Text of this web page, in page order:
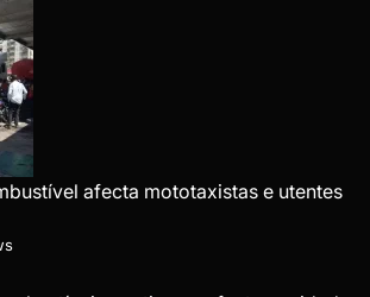
afecta mototaxistas e utentes